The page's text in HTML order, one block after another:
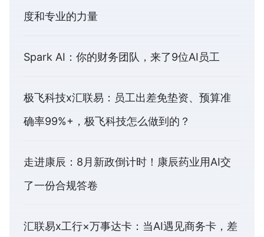
度和专业的力量
Spark AI：你的财务团队，来了9位AI员工
极飞科技x汇联易：员工出差免垫资、预算准
确率99%+，极飞科技怎么做到的？
走进康辰：8月新政倒计时！康辰药业用AI交
了一份合规答卷
汇联易x工行×万事达卡：当AI遇见商务卡，差